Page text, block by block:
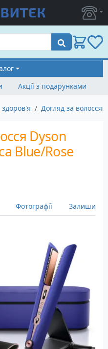
Пошук
Акції з подарунками
Догляд за волоссям
Dyson
Blue/Rose
Фотографії Залишити